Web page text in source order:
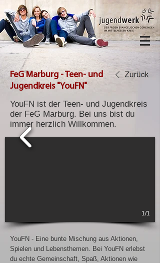
FeG Marburg - Teen- und
Jugendkreis "YouFN"
YouFN ist der Teen- und Jugendkreis
der FeG Marburg. Bei uns bist du
immer herzlich Willkommen.
1/1
YouFN - Eine bunte Mischung aus Aktionen,
Spielen und Lebensthemen. Bei YouFN erlebst
du echte Gemeinschaft, Spaß, Aktionen wie